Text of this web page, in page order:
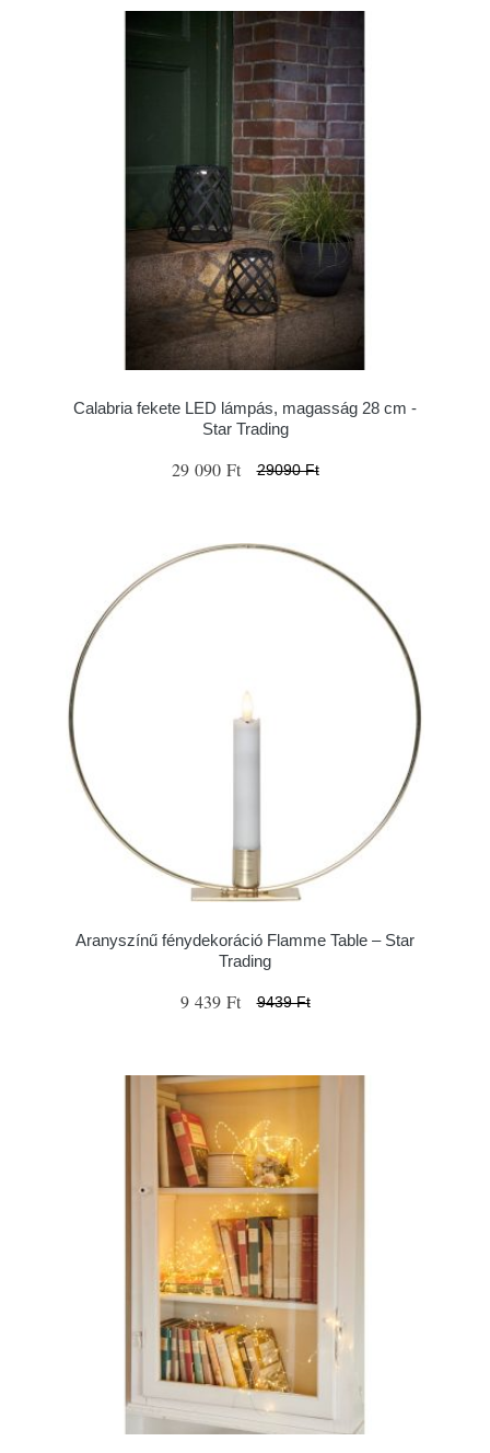
Calabria fekete LED lámpás, magasság 28 cm -
Star Trading
29 090 Ft 29090 Ft
Aranyszínű fénydekoráció Flamme Table – Star
Trading
9 439 Ft 9439 Ft